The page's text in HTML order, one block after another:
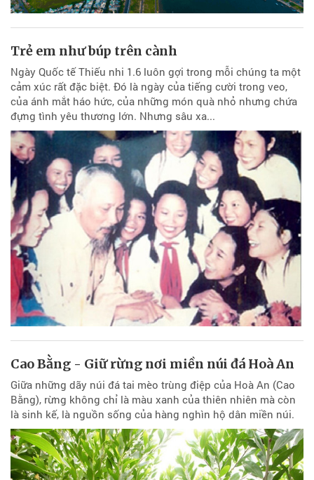
Trẻ em như búp trên cành
Ngày Quốc tế Thiếu nhi 1.6 luôn gợi trong mỗi chúng ta một
cảm xúc rất đặc biệt. Đó là ngày của tiếng cười trong veo,
của ánh mắt háo hức, của những món quà nhỏ nhưng chứa
đựng tình yêu thương lớn. Nhưng sâu xa...
Cao Bằng - Giữ rừng nơi miền núi đá Hoà An
Giữa những dãy núi đá tai mèo trùng điệp của Hoà An (Cao
Bằng), rừng không chỉ là màu xanh của thiên nhiên mà còn
là sinh kế, là nguồn sống của hàng nghìn hộ dân miền núi.